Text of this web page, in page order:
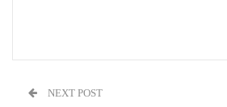
NEXT POST